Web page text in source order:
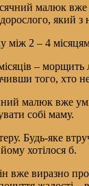
малюк вже
який з
між 2 – 4
– морщить
того, хто
малюк вже
собі маму.
Будь-яке
хотілося б.
виразно